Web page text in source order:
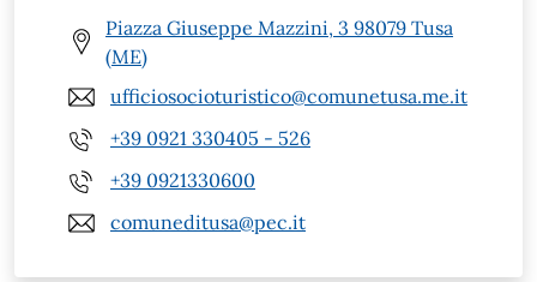
Piazza Giuseppe Mazzini, 3 98079 Tusa
(ME)
ufficiosocioturistico@comunetusa.me.it
+39 0921 330405 - 526
+39 0921330600
comuneditusa@pec.it